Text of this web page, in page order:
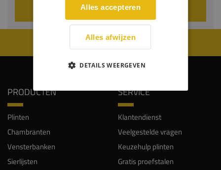
VOEG TOE AAN WINKELWAGEN
WIJ WORDEN BEOORDEELD MET EEN 8.8
PRODUCTEN
Plinten
Chambranten
Vensterbanken
Sierlijsten
SERVICE
Klantendienst
Veelgestelde vragen
Keuzehulp plinten
Gratis proefstalen
Alles accepteren
Alles afwijzen
DETAILS WEERGEVEN